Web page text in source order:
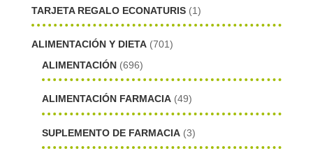
TARJETA REGALO ECONATURIS (1)
ALIMENTACIÓN Y DIETA (701)
ALIMENTACIÓN (696)
ALIMENTACIÓN FARMACIA (49)
SUPLEMENTO DE FARMACIA (3)